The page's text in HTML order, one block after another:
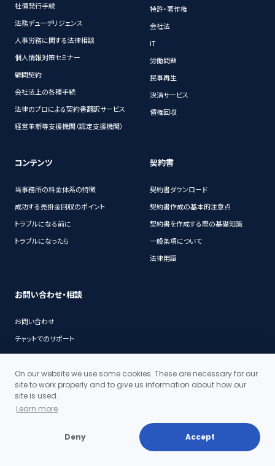
社債発行手続
法務デューデリジェンス
人事労務に関する法律相談
個人情報対策セミナー
顧問契約
会社法上の各種手続
法律のプロによる契約書翻訳サービス
経営革新等支援機関（認定支援機関）
特許・著作権
会社法
IT
労働問題
民事再生
決済サービス
債権回収
コンテンツ
当事務所の料金体系の特徴
成功する売掛金回収のポイント
トラブルになる前に
トラブルになったら
契約書
契約書ダウンロード
契約書作成の基本的注意点
契約書を作成する際の基礎知識
一般条項について
法律用語
お問い合わせ・相談
お問い合わせ
チャットでのサポート
代表挨拶
事務所概要
沿革
当事務所の料金体系の特徴
On our website we use some cookies. These are necessary for our
site to work properly and to give us information about how our
site is used.
Learn more
Deny Accept